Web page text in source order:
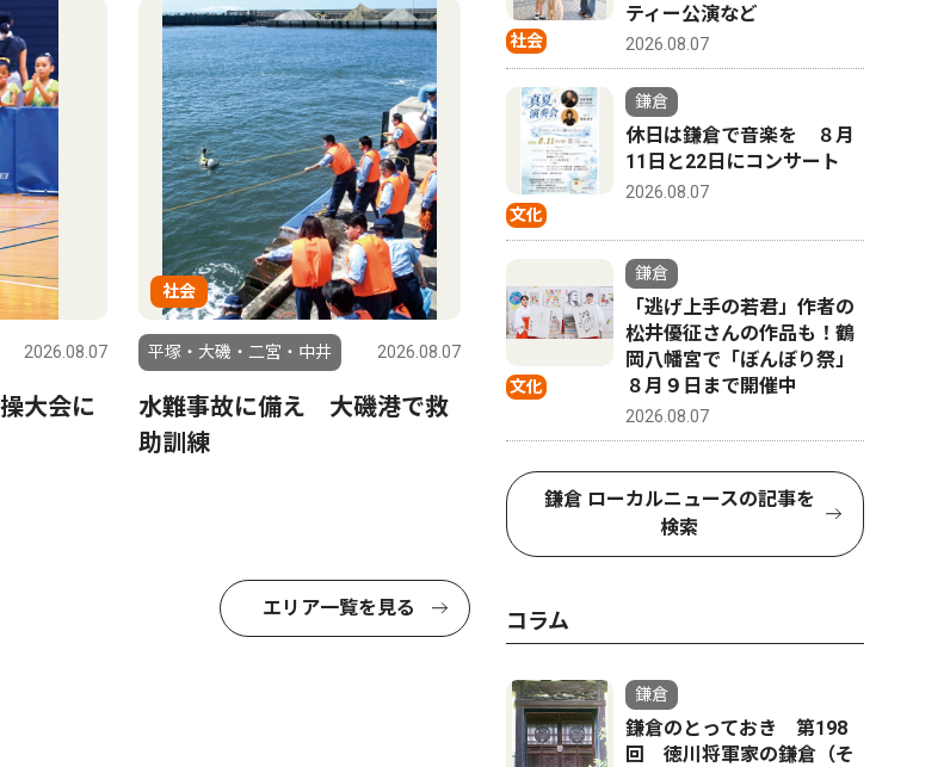
2026.08.07
大会に
社会
平塚・大磯・二宮・中井 2026.08.07
水難事故に備え 大磯港で救
助訓練
エリア一覧を見る
社会
ティー公演など
2026.08.07
文化
鎌倉
休日は鎌倉で音楽を ８月
11日と22日にコンサート
2026.08.07
文化
鎌倉
「逃げ上手の若君」作者の
松井優征さんの作品も！鶴
岡八幡宮で「ぼんぼり祭」
８月９日まで開催中
2026.08.07
鎌倉 ローカルニュースの記事を
検索
コラム
鎌倉
鎌倉のとっておき 第198
回 徳川将軍家の鎌倉（そ